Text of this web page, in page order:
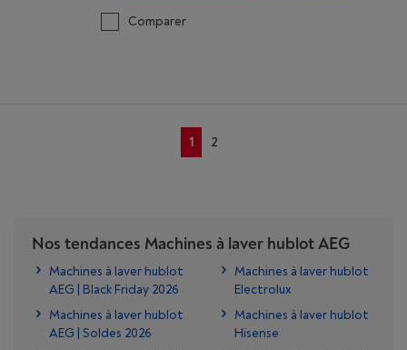
Comparer
1 2
Nos tendances Machines à laver hublot AEG
Machines à laver hublot
AEG | Black Friday 2026
Machines à laver hublot
AEG | Soldes 2026
Machines à laver hublot
Electrolux
Machines à laver hublot
Hisense